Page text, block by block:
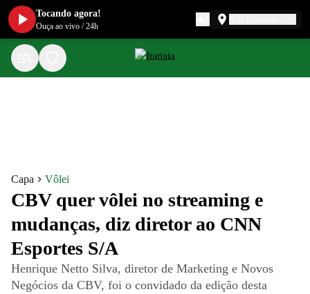
Capa Vôlei
CBV quer vôlei no streaming e
mudanças, diz diretor ao CNN
Esportes S/A
Henrique Netto Silva, diretor de Marketing e Novos
Negócios da CBV, foi o convidado da edição desta
Tocando agora!
Ouça ao vivo /24h